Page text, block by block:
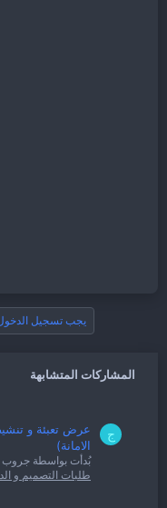
يجب تسجيل
المشاركات المتشابهة
ج
عرض تعبئة و
الامانة)
بُدأت بواسطة جروب
طلبات التصميم و